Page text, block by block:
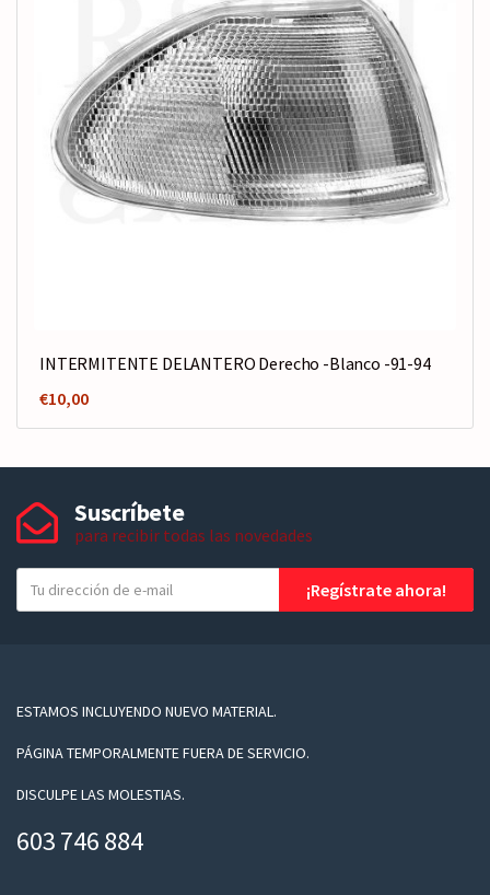
INTERMITENTE DELANTERO Derecho -Blanco -91-94
€10,00
Suscríbete
para recibir todas las novedades
u
a
l
¡Regístrate ahora!
ESTAMOS INCLUYENDO NUEVO MATERIAL.
PÁGINA TEMPORALMENTE FUERA DE SERVICIO.
DISCULPE LAS MOLESTIAS.
603 746 884